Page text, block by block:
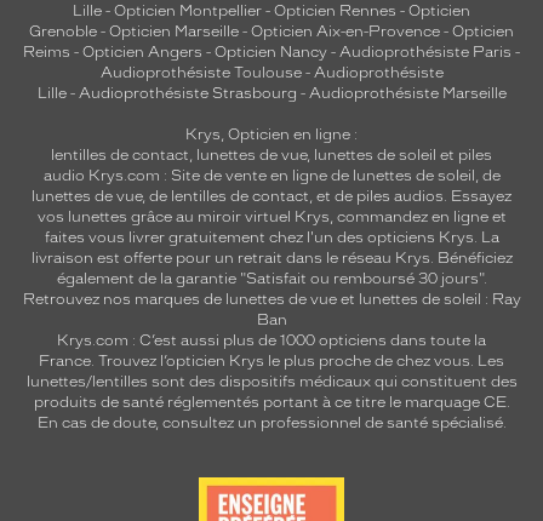
Lille - Opticien Montpellier - Opticien Rennes - Opticien
Grenoble - Opticien Marseille - Opticien Aix-en-Provence - Opticien
Reims - Opticien Angers - Opticien Nancy - Audioprothésiste Paris -
Audioprothésiste Toulouse- Audioprothésiste
Lille- Audioprothésiste Strasbourg - Audioprothésiste Marseille
Krys, Opticien en ligne :
lentilles de contact, lunettes de vue, lunettes de soleil et piles
audio Krys.com : Site de vente en ligne de lunettes de soleil, de
lunettes de vue, de lentilles de contact, et de piles audios. Essayez
vos lunettes grâce au miroir virtuel Krys, commandez en ligne et
faites vous livrer gratuitement chez l'un des opticiens Krys. La
livraison est offerte pour un retrait dans le réseau Krys. Bénéficiez
également de la garantie "Satisfait ou remboursé 30 jours".
Retrouvez nos marques de lunettes de vue et lunettes de soleil : Ray
Ban
Krys.com : C’est aussi plus de 1000 opticiens dans toute la
France. Trouvez l’opticien Krys le plus proche de chez vous. Les
lunettes/lentilles sont des dispositifs médicaux qui constituent des
produits de santé réglementés portant à ce titre le marquage CE.
En cas de doute, consultez un professionnel de santé spécialisé.